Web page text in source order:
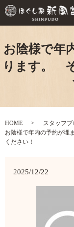
お陰様で年
ります。
HOME
スタッフブ
お陰様で年内の予約が埋
ください！
2025/12/22